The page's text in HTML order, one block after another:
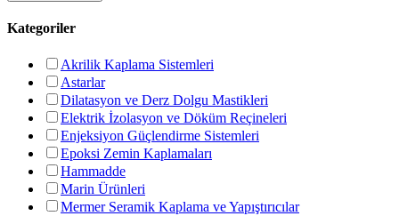
Kategoriler
Akrilik Kaplama Sistemleri
Astarlar
Dilatasyon ve Derz Dolgu Mastikleri
Elektrik İzolasyon ve Döküm Reçineleri
Enjeksiyon Güçlendirme Sistemleri
Epoksi Zemin Kaplamaları
Hammadde
Marin Ürünleri
Mermer Seramik Kaplama ve Yapıştırıcılar